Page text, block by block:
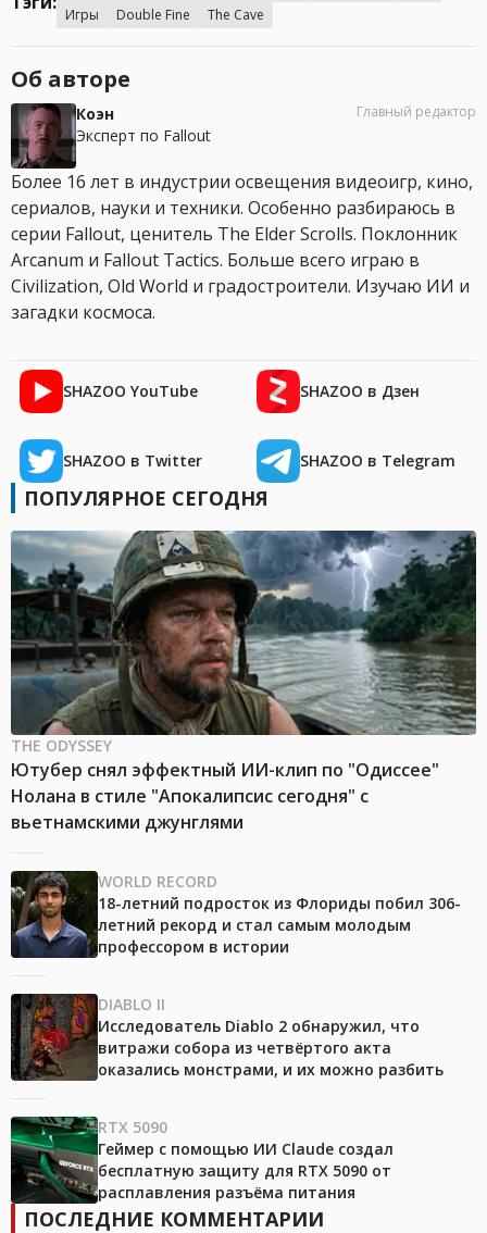
Игры
Double Fine The Cave
Об авторе
Коэн
Эксперт по Fallout
Главный редактор
Более 16 лет в индустрии освещения видеоигр, кино,
сериалов, науки и техники. Особенно разбираюсь в
серии Fallout, ценитель The Elder Scrolls. Поклонник
Arcanum и Fallout Tactics. Больше всего играю в
Civilization, Old World и градостроители. Изучаю ИИ и
загадки космоса.
SHAZOO YouTube SHAZOO в Дзен
SHAZOO в Twitter SHAZOO в Telegram
ПОПУЛЯРНОЕ СЕГОДНЯ
THE ODYSSEY
Ютубер снял эффектный ИИ-клип по "Одиссее"
Нолана в стиле "Апокалипсис сегодня" с
вьетнамскими джунглями
WORLD RECORD
18-летний подросток из Флориды побил 306-
летний рекорд и стал самым молодым
профессором в истории
DIABLO II
Исследователь Diablo 2 обнаружил, что
витражи собора из четвёртого акта
оказались монстрами, и их можно разбить
RTX 5090
Геймер с помощью ИИ Claude создал
бесплатную защиту для RTX 5090 от
расплавления разъёма питания
ПОСЛЕДНИЕ КОММЕНТАРИИ